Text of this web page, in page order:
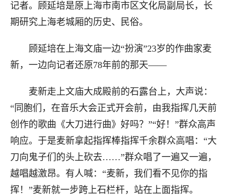
记者。顾延培是原上海市南市区文化局副局长，长
期研究上海老城厢的历史、民俗。
顾延培在上海文庙一边“扮演”23岁的作曲家麦
新，一边向记者还原78年前的那天——
麦新走上文庙大成殿前的石露台上，大声说：
“同胞们，在音乐大会正式开会前，由我指挥几天前
创作的歌曲《大刀进行曲》好吗？”“好！”群众高声
响应。于是麦新拿起指挥棒指挥千余群众高唱：“大
刀向鬼子们的头上砍去……”群众唱了一遍又一遍，
越唱越激昂。有人喊：“麦新，我们看不见你的指
挥！”麦新就一步跨上石栏杆，站在上面指挥。